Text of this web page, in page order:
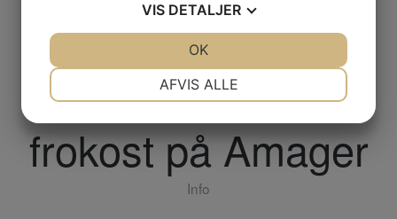
Bliv klogere på
verden og spis
frokost på Amager
Info
VIS DETALJER
MARKETING
AFVIS ALLE
OK